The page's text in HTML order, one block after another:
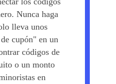
Nunca haga
lleva unos
cupón" en un
códigos de
o un monto
en